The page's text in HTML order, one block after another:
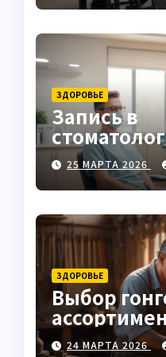
ЗДОРОВЬЕ
Запись в
клинику
25 МАРТА 2026
ЗДОРОВЬЕ
Выбор
24 МАРТА 2026